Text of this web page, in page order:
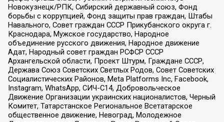
Новокузнецк/РПК, Сибирский державный союз, Фонд
борьбы с коррупцией, Фонд защиты прав граждан, Штабы
Навального, Совет граждан СССР Прикубанского округа г.
Краснодара, Мужское государство, Народное
объединение русского движения, Народное движение
Адат, Народный совет граждан РСФСР СССР
Архангельской области, Проект Штурм, Граждане СССР,
Держава Союз Советских Светлых Родов, Совет Советских
Социалистических Районов, Meta Platforms Inc, Facebook,
Instagram, WhatsApp, СИЧ-С14, Добровольческое
Движение Организации украинских националистов, Черный
Комитет, Татарстанское Региональное Всетатарское
общественное движение, Невоград, Молодежное